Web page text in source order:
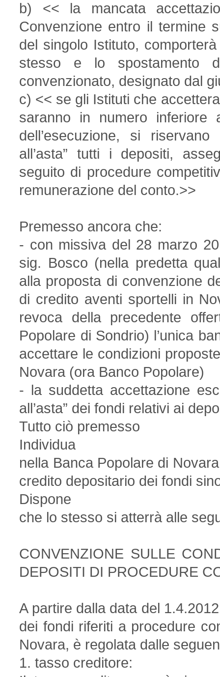
b) << la mancata
Convenzione entro il termine
del singolo Istituto,
stesso e lo spostamento
convenzionato, designato dal
c) << se gli Istituti che
saranno in numero
dell’esecuzione, si
all’asta” tutti i depositi,
seguito di procedure
remunerazione del conto.>>
Premesso ancora che:
- con missiva del 28 marzo
sig. Bosco (nella predetta
alla proposta di convenzione
di credito aventi sportelli in
revoca della precedente
Popolare di Sondrio) l’unica
accettare le condizioni
Novara (ora Banco Popolare)
- la suddetta accettazione
all’asta” dei fondi relativi ai
Tutto ciò premesso
Individua
nella Banca Popolare di
credito depositario dei fondi
Dispone
che lo stesso si atterrà alle
CONVENZIONE SULLE
DEPOSITI DI PROCEDURE
A partire dalla data del
dei fondi riferiti a procedure
Novara, è regolata dalle
1. tasso creditore: